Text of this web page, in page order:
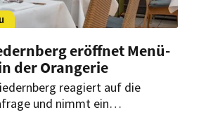
eröffnet Menü-
der Orangerie
reagiert auf die
und nimmt ein